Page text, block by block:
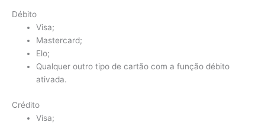
Débito
Visa;
Mastercard;
Elo;
Qualquer outro tipo de cartão com a função débito
ativada.
Crédito
Visa;